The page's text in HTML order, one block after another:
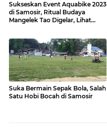
Sukseskan Event Aquabike 2023
di Samosir, Ritual Budaya
Mangelek Tao Digelar, Lihat
Suka Bermain Sepak Bola, Salah
Satu Hobi Bocah di Samosir